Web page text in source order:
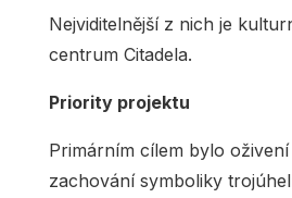
Nejviditelnější z nich je
centrum Citadela.
Priority projektu
Primárním cílem bylo oživení
zachování symboliky